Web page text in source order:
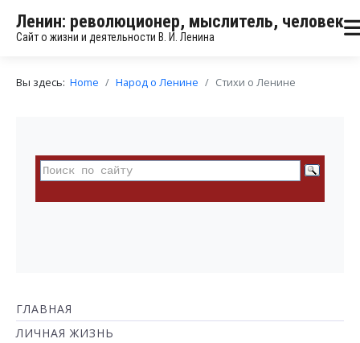
Ленин: революционер, мыслитель, человек
Сайт о жизни и деятельности В. И. Ленина
Вы здесь: Home Народ о Ленине Стихи о Ленине
ГЛАВНАЯ
ЛИЧНАЯ ЖИЗНЬ